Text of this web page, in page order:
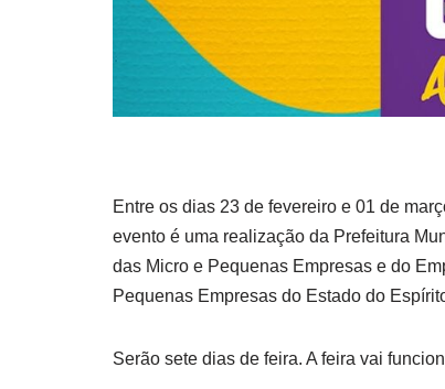
Entre os dias 23 de fevereiro e 01 de
evento é uma realização da Prefeitura
das Micro e Pequenas Empresas e do
Pequenas Empresas do Estado do
Serão sete dias de feira. A feira vai